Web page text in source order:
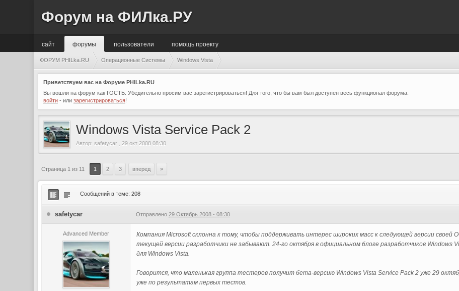
Форум на ФИЛка.РУ
сайт помощь проекту
форумы пользователи
ФОРУМ PHILka.RU Операционные Системы Windows Vista
Приветствуем вас на Форуме PHILka.RU
Вы вошли на форум как ГОСТЬ. Убедительно просим вас зарегистрироваться! Для того, что бы вам был доступен весь функционал форума.
войти - илизарегистрироваться!
Windows Vista Service Pack 2
Автор:safetycar 29 окт 2008 08:30
Страница 1 из 11 1 2 3 вперед »
Сообщений в теме: 208
safetycar Отправлено29 Октябрь 2008 - 08:30
Advanced Member
Компания Microsoft склонна к тому, чтобы поддерживать интерес широких масс к следующей версии своей
текущей версии разработчики не забывают. 24-го октября в официальном блоге разработчиков Windows
для Windows Vista.
Говорится, что маленькая группа тестеров получит бета-версию Windows Vista Service Pack 2 уже 29
уже по результатам первых тестов.